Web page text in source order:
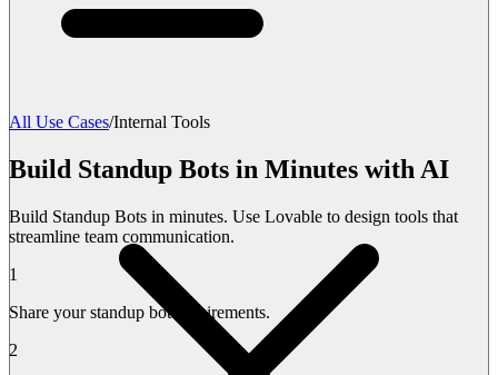
All Use Cases/Internal Tools
Build Standup Bots in Minutes with AI
Build Standup Bots in minutes. Use Lovable to design tools that
streamline team communication.
1
Share your standup bot requirements.
2